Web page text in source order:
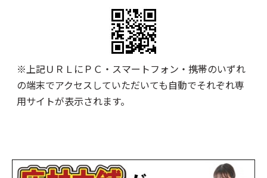
※上記ＵＲＬにＰＣ・スマートフォン・携帯のいずれ
の端末でアクセスしていただいても自動でそれぞれ専
用サイトが表示されます。